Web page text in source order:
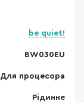
be quiet!
BW030EU
Для процесора
Рідинне